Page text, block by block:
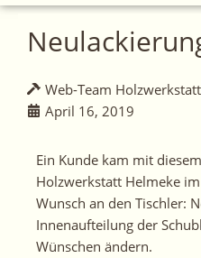
Web-Team
April 16, 2019
Ein Kunde kam mit
Holzwerkstatt Helmeke
Wunsch an den Tischler:
Innenaufteilung der
Wünschen ändern.